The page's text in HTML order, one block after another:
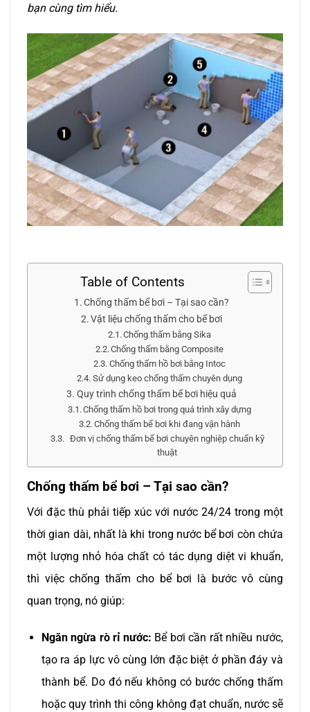
bạn cùng tìm hiểu.
Table of Contents
Chống thấm bể bơi – Tại sao cần?
Vật liệu chống thấm cho bể bơi
Chống thấm bằng Sika
Chống thấm bằng Composite
Chống thấm hồ bơi bằng Intoc
Sử dụng keo chống thấm chuyên dụng
Quy trình chống thấm bể bơi hiệu quả
Chống thấm hồ bơi trong quá trình xây dựng
Chống thấm bể bơi khi đang vận hành
Đơn vị chống thấm bể bơi chuyên nghiệp chuẩn kỹ
thuật
Chống thấm bể bơi – Tại sao cần?
Với đặc thù phải tiếp xúc với nước 24/24 trong một
thời gian dài, nhất là khi trong nước bể bơi còn chứa
một lượng nhỏ hóa chất có tác dụng diệt vi khuẩn,
thì việc chống thấm cho bể bơi là bước vô cùng
quan trọng, nó giúp:
Ngăn ngừa rò rỉ nước: Bể bơi cần rất nhiều nước,
tạo ra áp lực vô cùng lớn đặc biệt ở phần đáy và
thành bể. Do đó nếu không có bước chống thấm
hoặc quy trình thi công không đạt chuẩn, nước sẽ